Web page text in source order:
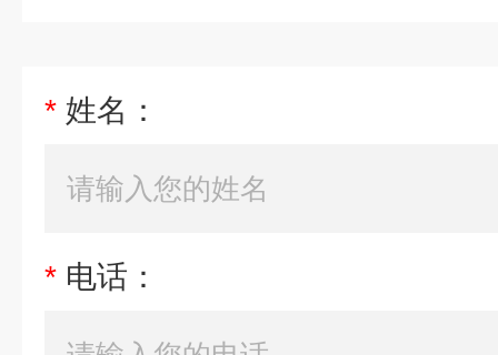
* 姓名：
* 电话：